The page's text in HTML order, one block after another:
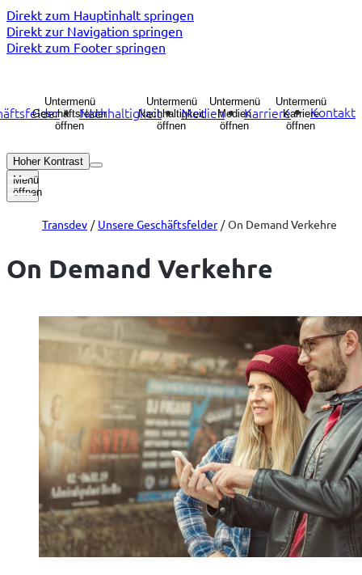
Direkt zum Hauptinhalt springen
Direkt zur Navigation springen
Direkt zum Footer springen
Untermenü
Geschäftsfelder
öffnen
Nachhaltigkeit
Untermenü
Nachhaltigkeit
öffnen
Medien
Untermenü
Medien
öffnen
Karriere
Untermenü
Karriere
öffnen
Kontakt
Hoher Kontrast
Menü
öffnen
Transdev Unsere Geschäftsfelder On Demand Verkehre
On Demand Verkehre